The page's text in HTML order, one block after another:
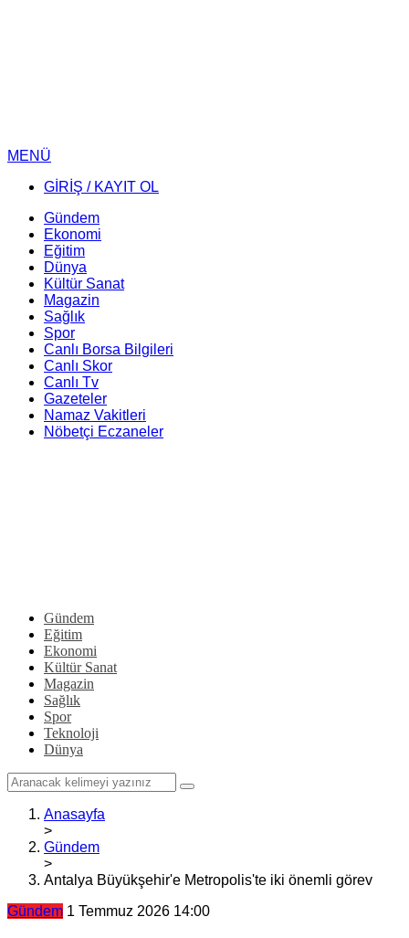
MENÜ
GİRİŞ / KAYIT OL
Gündem
Ekonomi
Eğitim
Dünya
Kültür Sanat
Magazin
Sağlık
Spor
Canlı Borsa Bilgileri
Canlı Skor
Canlı Tv
Gazeteler
Namaz Vakitleri
Nöbetçi Eczaneler
Gündem
Eğitim
Ekonomi
Kültür Sanat
Magazin
Sağlık
Spor
Teknoloji
Dünya
Anasayfa
>
Gündem
>
Antalya Büyükşehir'e Metropolis'te iki önemli görev
Gündem 1 Temmuz 2026 14:00